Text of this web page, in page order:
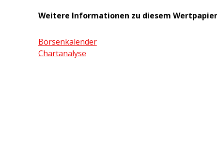
Weitere Informationen zu diesem Wertpapier
Börsenkalender
Chartanalyse